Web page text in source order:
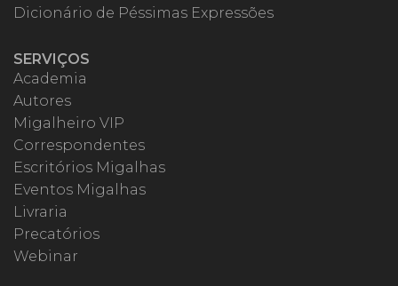
Dicionário de Péssimas Expressões
SERVIÇOS
Academia
Autores
Migalheiro VIP
Correspondentes
Escritórios Migalhas
Eventos Migalhas
Livraria
Precatórios
Webinar